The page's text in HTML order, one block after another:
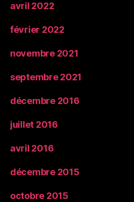
avril 2022
février 2022
novembre 2021
septembre 2021
décembre 2016
juillet 2016
avril 2016
décembre 2015
octobre 2015